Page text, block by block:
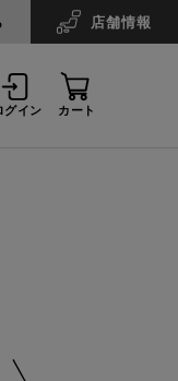
店舗情報
グイン カート